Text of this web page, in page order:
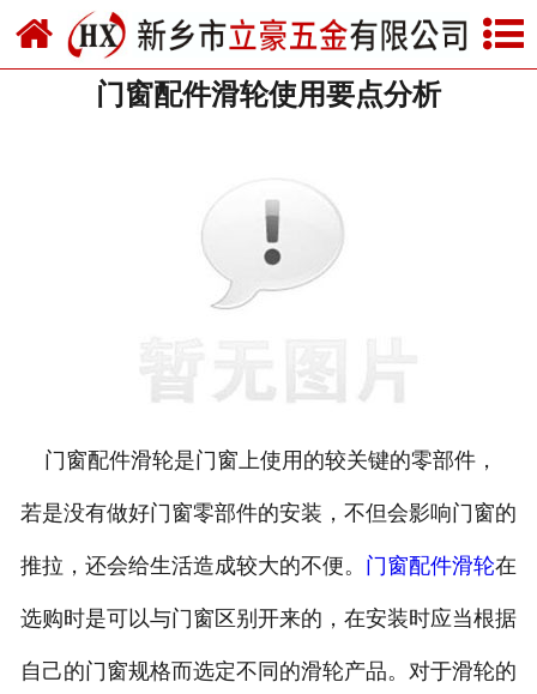
网站首页
关于我们
联系我们
门窗配件滑轮使用要点分析
门窗配件滑轮是门窗上使用的较关键的零部件，
若是没有做好门窗零部件的安装，不但会影响门窗的
推拉，还会给生活造成较大的不便。 门窗配件滑轮在
选购时是可以与门窗区别开来的，在安装时应当根据
自己的门窗规格而选定不同的滑轮产品。对于滑轮的